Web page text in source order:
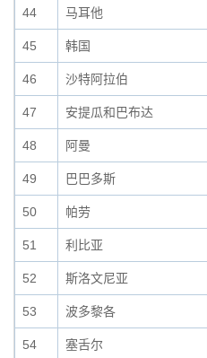
44 马耳他
45 韩国
46 沙特阿拉伯
47 安提瓜和巴布达
48 阿曼
49 巴巴多斯
50 帕劳
51 利比亚
52 斯洛文尼亚
53 波多黎各
54 塞舌尔